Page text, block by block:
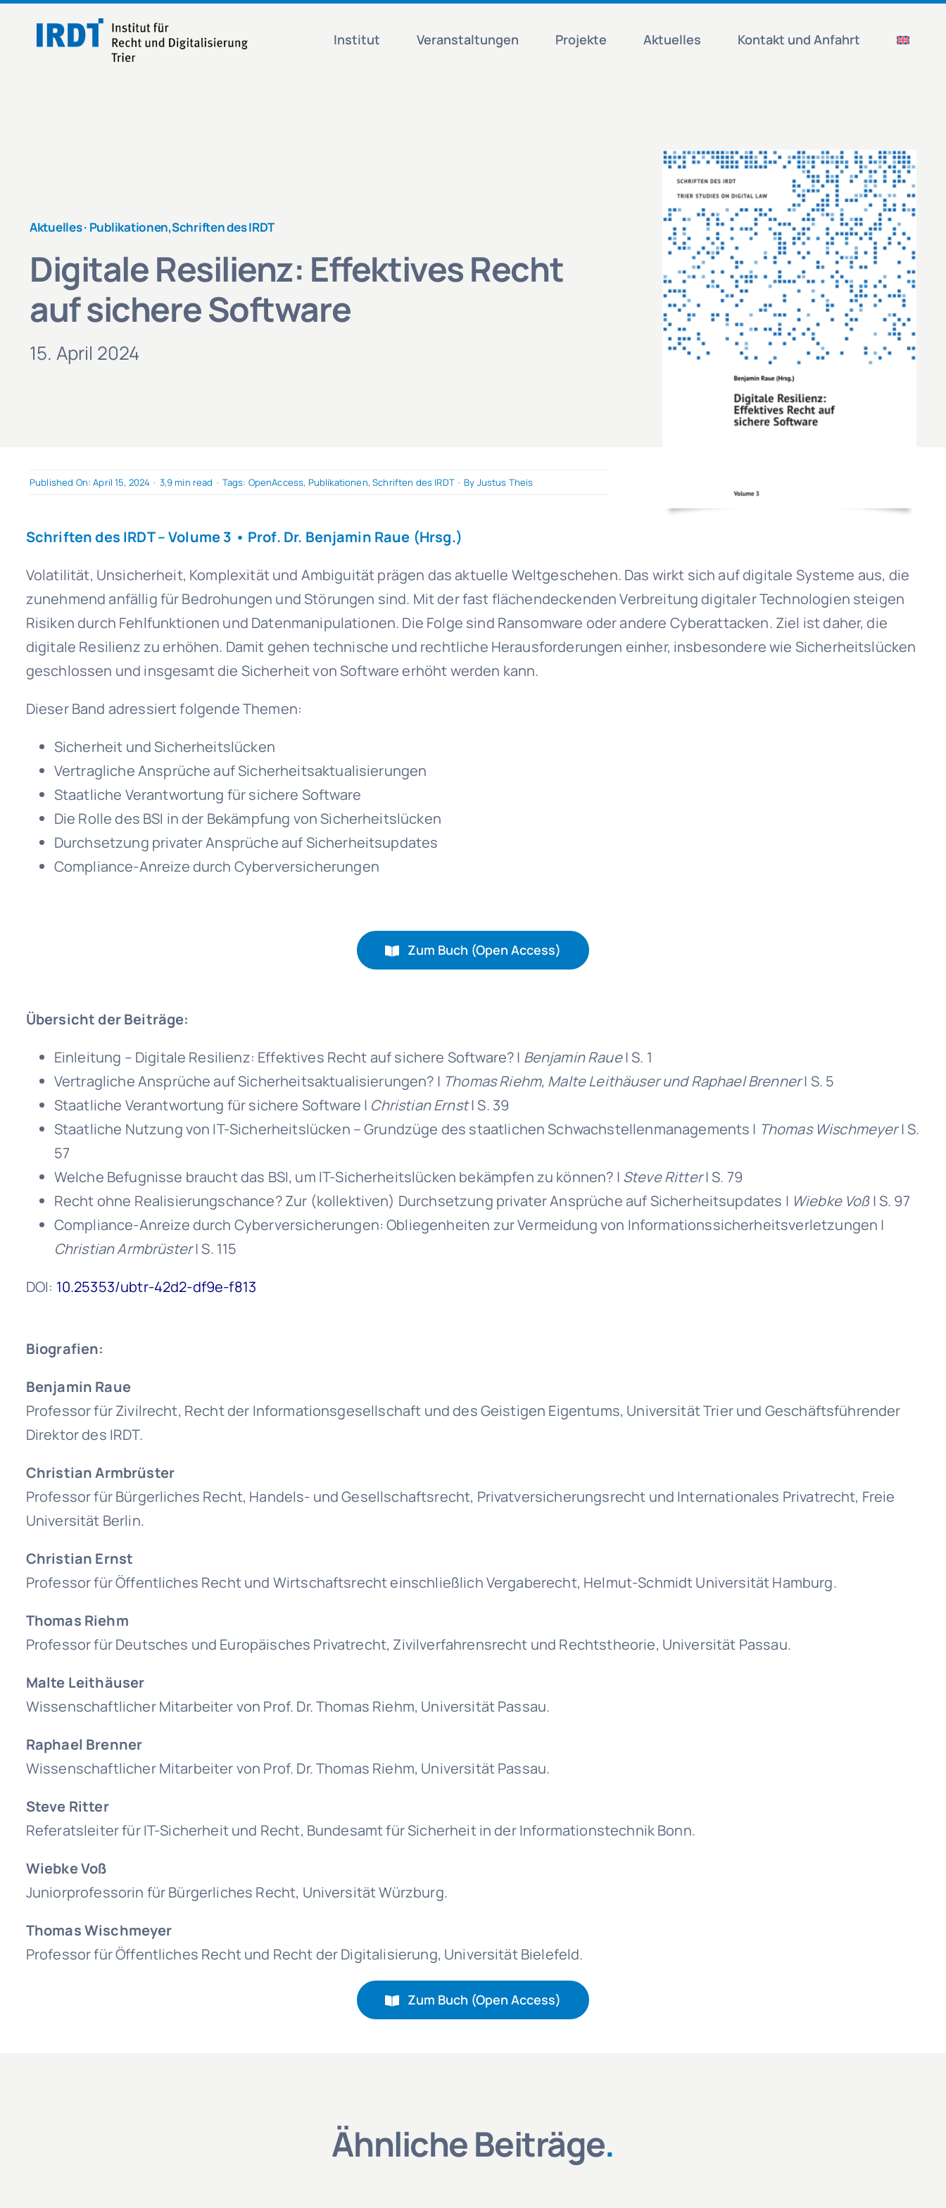
Institut Veranstaltungen Projekte Aktuelles Kontakt und Anfahrt
Aktuelles · Publikationen,Schriften des IRDT
Digitale Resilienz: Effektives Recht
auf sichere Software
15. April 2024
Published On: April 15, 2024 · 3,9 min read · Tags: OpenAccess, Publikationen,Schriften des IRDT · By Justus Theis
Schriften des IRDT– Volume 3 • Prof. Dr. Benjamin Raue (Hrsg.)
Volatilität, Unsicherheit, Komplexität und Ambiguität prägen das aktuelle Weltgeschehen. Das wirkt sich auf digitale Systeme aus, die
zunehmend anfällig für Bedrohungen und Störungen sind. Mit der fast flächendeckenden Verbreitung digitaler Technologien steigen
Risiken durch Fehlfunktionen und Datenmanipulationen. Die Folge sind Ransomware oder andere Cyberattacken. Ziel ist daher, die
digitale Resilienz zu erhöhen. Damit gehen technische und rechtliche Herausforderungen einher, insbesondere wie Sicherheitslücken
geschlossen und insgesamt die Sicherheit von Software erhöht werden kann.
Dieser Band adressiert folgende Themen:
Sicherheit und Sicherheitslücken
Vertragliche Ansprüche auf Sicherheitsaktualisierungen
Staatliche Verantwortung für sichere Software
Die Rolle des BSI in der Bekämpfung von Sicherheitslücken
Durchsetzung privater Ansprüche auf Sicherheitsupdates
Compliance-Anreize durch Cyberversicherungen
Zum Buch (Open Access)
Übersicht der Beiträge:
Einleitung – Digitale Resilienz: Effektives Recht auf sichere Software? | Benjamin Raue| S. 1
Vertragliche Ansprüche auf Sicherheitsaktualisierungen? | Thomas Riehm, Malte Leithäuser und Raphael Brenner| S. 5
Staatliche Verantwortung für sichere Software | Christian Ernst| S. 39
Staatliche Nutzung von IT-Sicherheitslücken – Grundzüge des staatlichen Schwachstellenmanagements | Thomas Wischmeyer| S.
57
Welche Befugnisse braucht das BSI, um IT-Sicherheitslücken bekämpfen zu können? | Steve Ritter| S. 79
Recht ohne Realisierungschance? Zur (kollektiven) Durchsetzung privater Ansprüche auf Sicherheitsupdates | Wiebke Voß| S. 97
Compliance-Anreize durch Cyberversicherungen: Obliegenheiten zur Vermeidung von Informationssicherheitsverletzungen |
Christian Armbrüster| S. 115
DOI: 10.25353/ubtr-42d2-df9e-f813
Biografien:
Benjamin Raue
Professor für Zivilrecht, Recht der Informationsgesellschaft und des Geistigen Eigentums, Universität Trier und Geschäftsführender
Direktor des IRDT.
Christian Armbrüster
Professor für Bürgerliches Recht, Handels- und Gesellschaftsrecht, Privatversicherungsrecht und Internationales Privatrecht, Freie
Universität Berlin.
Christian Ernst
Professor für Öffentliches Recht und Wirtschaftsrecht einschließlich Vergaberecht, Helmut-Schmidt Universität Hamburg.
Thomas Riehm
Professor für Deutsches und Europäisches Privatrecht, Zivilverfahrensrecht und Rechtstheorie, Universität Passau.
Malte Leithäuser
Wissenschaftlicher Mitarbeiter von Prof. Dr. Thomas Riehm, Universität Passau.
Raphael Brenner
Wissenschaftlicher Mitarbeiter von Prof. Dr. Thomas Riehm, Universität Passau.
Steve Ritter
Referatsleiter für IT-Sicherheit und Recht, Bundesamt für Sicherheit in der Informationstechnik Bonn.
Wiebke Voß
Juniorprofessorin für Bürgerliches Recht, Universität Würzburg.
Thomas Wischmeyer
Professor für Öffentliches Recht und Recht der Digitalisierung, Universität Bielefeld.
Zum Buch (Open Access)
Ähnliche Beiträge.